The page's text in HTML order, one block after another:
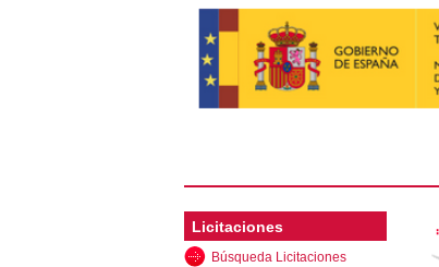
Licitaciones
Búsqueda Licitaciones